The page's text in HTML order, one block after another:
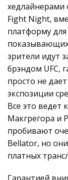
хедлайнерами
Fight Night,
платформу
зрители идут
брэндом UFC,
просто не
экспозиции
Все это ведет
Макгрегора и
пробивают
Bellator, но
платных
Гарантией